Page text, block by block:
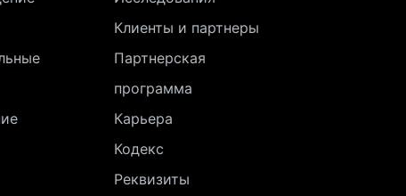
Клиенты и партнеры
Партнерская
программа
Карьера
Кодекс
Реквизиты